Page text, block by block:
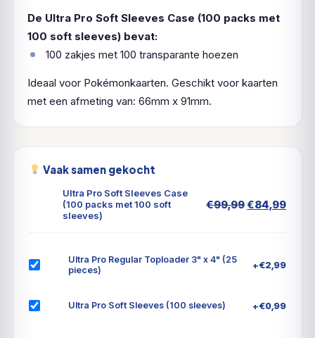
De Ultra Pro Soft Sleeves Case (100 packs met
100 soft sleeves) bevat:
100 zakjes met 100 transparante hoezen
Ideaal voor Pokémonkaarten. Geschikt voor kaarten
met een afmeting van: 66mm x 91mm.
Vaak samen gekocht
Ultra Pro Soft Sleeves Case
(100 packs met 100 soft
sleeves)
€99,99
prijs
€84,99
Ultra Pro Regular Toploader 3" x 4" (25
pieces)
+€2,99
Ultra Pro Soft Sleeves (100 sleeves) +€0,99